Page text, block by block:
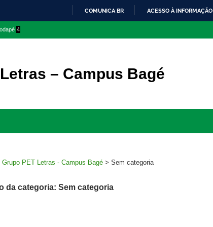
O
COMUNICA BR ACESSO À INFORMAÇÃO
4
– Campus Bagé
Grupo PET Letras - Campus Bagé > Sem categoria
da categoria: Sem categoria